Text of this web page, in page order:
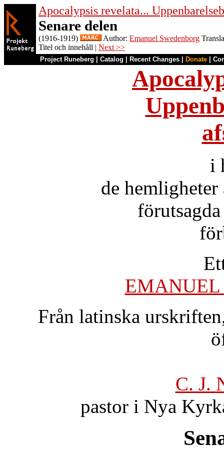
Apocalypsis revelata...
Senare delen
(1916-1919) Author: Emanuel Swedenborg
Titel och innehåll | Next >>
Project Runeberg Catalog Recent Changes Donate
i
de hemligheter
EMANUEL
Från latinska
C. J.
pastor i Nya